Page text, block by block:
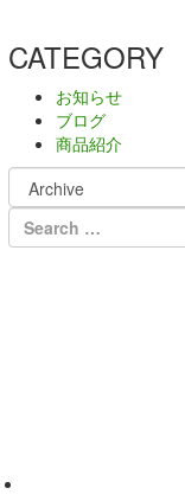
CATEGORY
お知らせ
ブログ
商品紹介